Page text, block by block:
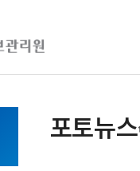
이지로 이동
포토뉴스